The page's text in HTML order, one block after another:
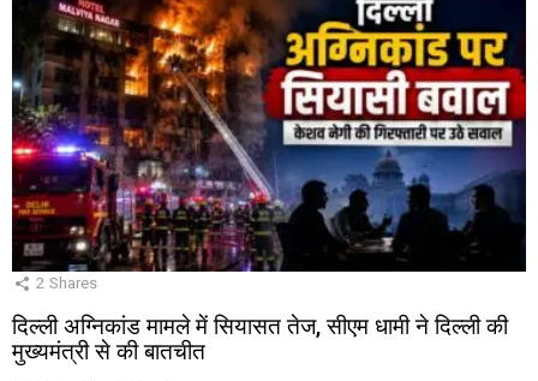
2 Shares
दिल्ली अग्निकांड मामले में सियासत तेज, सीएम धामी ने दिल्ली की
मुख्यमंत्री से की बातचीत